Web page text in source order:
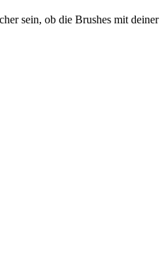
sein, ob die Brushes mit deiner